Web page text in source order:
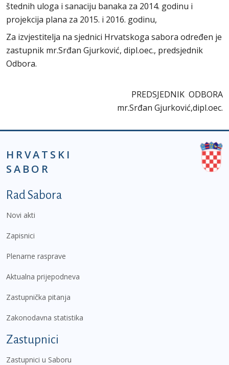
štednih uloga i sanaciju banaka za 2014. godinu i
projekcija plana za 2015. i 2016. godinu,
Za izvjestitelja na sjednici Hrvatskoga sabora određen je
zastupnik mr.Srđan Gjurković, dipl.oec., predsjednik
Odbora.
PREDSJEDNIK ODBORA
mr.Srđan Gjurković,dipl.oec.
HRVATSKI
SABOR
Podnožje prvi izbornik
Rad Sabora
Novi akti
Zapisnici
Plenarne rasprave
Aktualna prijepodneva
Zastupnička pitanja
Zakonodavna statistika
Zastupnici
Zastupnici u Saboru